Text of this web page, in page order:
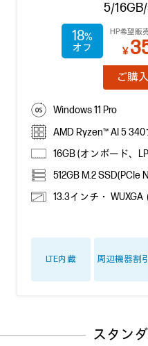
5/16GB/
18 HP希望販
￥
ご購
Windows 11 Pro
AMD Ryzen™ AI 5
16GB (オンボード、
512GB M.2 SSD(PCIe
13.3インチ・
LTE内蔵 周辺機器割引
スタン